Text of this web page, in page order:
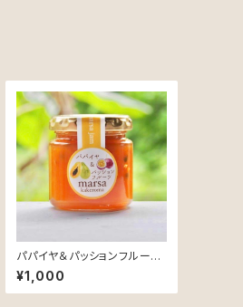
パパイヤ＆パッションフルーツ
ジャム
¥1,000